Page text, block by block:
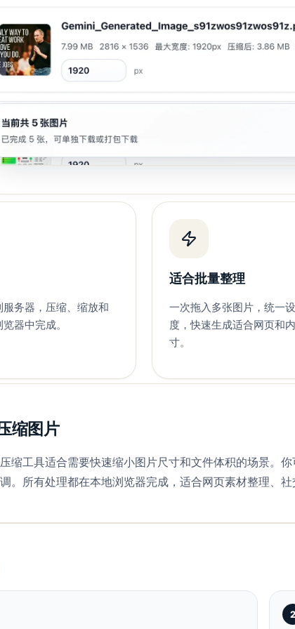
务器，压缩、缩放和
器中完成。
适合批量整理
一次拖入多张图片，统一
度，快速生成适合网页和
寸。
缩图片
缩工具适合需要快速缩小图片尺寸和文件体积的场景。
。所有处理都在本地浏览器完成，适合网页素材整理、
2